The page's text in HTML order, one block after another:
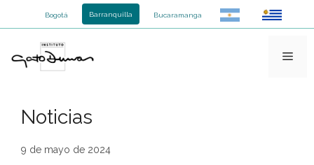
Bogotá Barranquilla Bucaramanga
Noticias
9 de mayo de 2024